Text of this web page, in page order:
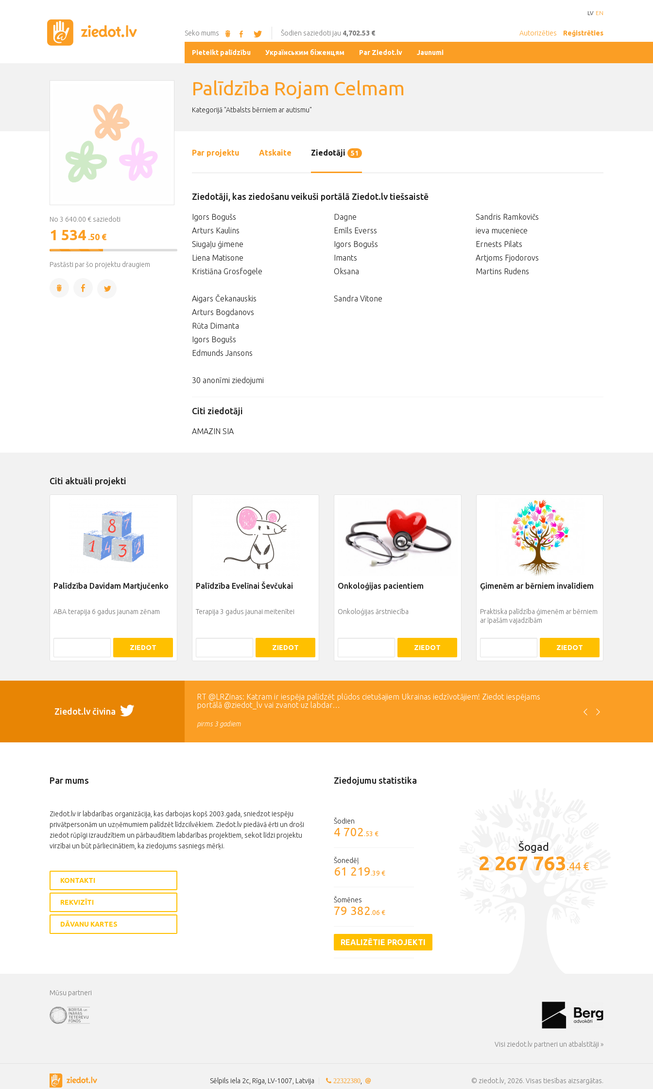
LV EN
Seko mums Šodien saziedoti jau 4,702.53 € Autorizēties Reģistrēties
Pieteikt palīdzību Українським біженцям Par Ziedot.lv Jaunumi
Palīdzība Rojam Celmam
Kategorijā "Atbalsts bērniem ar autismu"
No 3 640.00 € saziedoti
1 534 .50 €
42%
Complete
Pastāsti par šo projektu draugiem
Par projektu Atskaite Ziedotāji 51
Ziedotāji, kas ziedošanu veikuši portālā Ziedot.lv tiešsaistē
Igors Bogušs
Arturs Kaulins
Siugaļu ģimene
Liena Matisone
Kristiāna Grosfogele
Dagne
Emīls Everss
Igors Bogušs
Imants
Oksana
Sandris Ramkovičs
ieva muceniece
Ernests Pilats
Artjoms Fjodorovs
Martins Rudens
Aigars Čekanauskis
Arturs Bogdanovs
Rūta Dimanta
Igors Bogušs
Edmunds Jansons
Sandra Vitone
30 anonīmi ziedojumi
Citi ziedotāji
AMAZIN SIA
Citi aktuāli projekti
Palīdzība Davidam Martjučenko
ABA terapija 6 gadus jaunam zēnam
ZIEDOT
Palīdzība Evelīnai Ševčukai
Terapija 3 gadus jaunai meitenītei
ZIEDOT
Onkoloģijas pacientiem
Onkoloģijas ārstniecība
ZIEDOT
Ģimenēm ar bērniem invalīdiem
Praktiska palīdzība ģimenēm ar bērniem
ar īpašām vajadzībām
ZIEDOT
Ziedot.lv čivina
RT @LRZinas: Katram ir iespēja palīdzēt plūdos cietušajiem Ukrainas iedzīvotājiem! Ziedot iespējams
portālā @ziedot_lv vai zvanot uz labdar…
pirms 3 gadiem
Par mums
Ziedot.lv ir labdarības organizācija, kas darbojas kopš 2003.gada, sniedzot iespēju
privātpersonām un uzņēmumiem palīdzēt līdzcilvēkiem. Ziedot.lv piedāvā ērti un droši
ziedot rūpīgi izraudzītiem un pārbaudītiem labdarības projektiem, sekot līdzi projektu
virzībai un būt pārliecinātiem, ka ziedojums sasniegs mērķi.
KONTAKTI
REKVIZĪTI
DĀVANU KARTES
Ziedojumu statistika
Šodien
4 702.53 €
Šonedēļ
61 219.39 €
Šomēnes
79 382.06 €
REALIZĒTIE PROJEKTI
Šogad
2 267 763.44 €
Mūsu partneri
Visi ziedot.lv partneri un atbalstītāji »
Sēlpils iela 2c, Rīga, LV-1007, Latvija 22322380 © ziedot.lv, 2026. Visas tiesības aizsargātas.